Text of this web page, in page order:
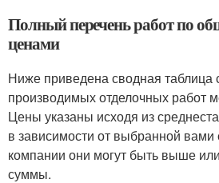
Полный перечень работ по
ценами
Ниже приведена сводная таблица
производимых отделочных работ
Цены указаны исходя из
в зависимости от выбранной вами
компании они могут быть выше
суммы.